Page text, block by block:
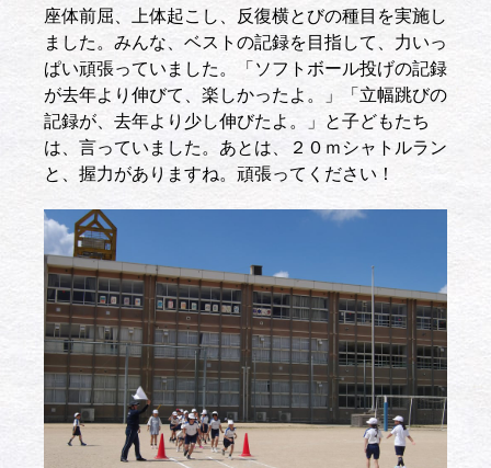
座体前屈、上体起こし、反復横とびの種目を実施し
ました。みんな、ベストの記録を目指して、力いっ
ぱい頑張っていました。「ソフトボール投げの記録
が去年より伸びて、楽しかったよ。」「立幅跳びの
記録が、去年より少し伸びたよ。」と子どもたち
は、言っていました。あとは、２０ｍシャトルラン
と、握力がありますね。頑張ってください！